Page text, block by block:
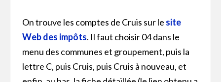
On trouve les comptes de Cruis sur le site
Web des impôts. Il faut choisir 04 dans le
menu des communes et groupement, puis la
lettre C, puis Cruis, puis Cruis à nouveau, et